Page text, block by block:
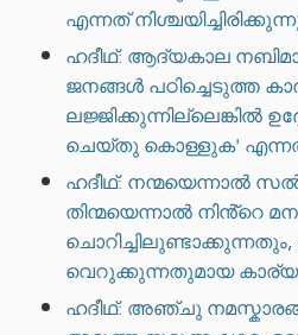
എന്നത്
ഹദീഥ്: ആദ്യകാല
ജനങ്ങൾ പഠിച്ചെടുത്ത
ലജ്ജിക്കുന്നില്ലെങ്കിൽ
ചെയ്തു കൊള്ളുക'
ഹദീഥ്: നന്മയെന്നാൽ
തിന്മയെന്നാൽ നിൻ്റെ
വെറുക്കുന്നതുമായ
ഹദീഥ്: അഞ്ചു